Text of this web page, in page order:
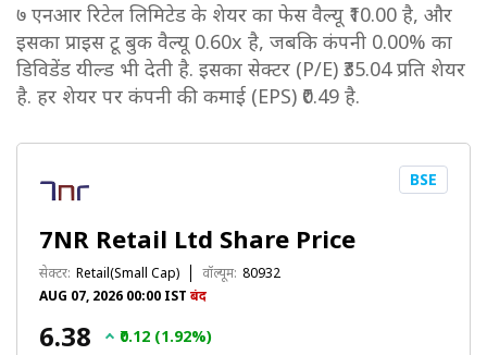
७ एनआर रिटेल लिमिटेड के शेयर का फेस वैल्यू ₹10.00 है, और
इसका प्राइस टू बुक वैल्यू 0.60x है, जबकि कंपनी 0.00% का
डिविडेंड यील्ड भी देती है. इसका सेक्टर (P/E) ₹35.04 प्रति शेयर
है. हर शेयर पर कंपनी की कमाई (EPS) ₹0.49 है.
7NR Retail Ltd Share Price
सेक्टर: Retail(Small Cap) वॉल्यूम: 80932
AUG 07, 2026 00:00 IST बंद
BSE
₹6.38 ₹0.12 (1.92%)